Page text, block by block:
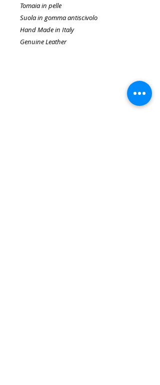
Tomaia in pelle
Suola in gomma antiscivolo
Hand Made in Italy
Genuine Leather